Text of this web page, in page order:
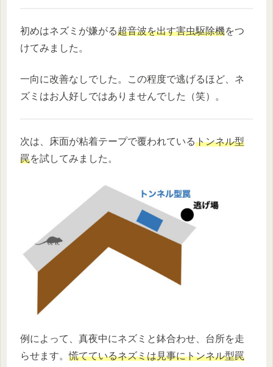
初めはネズミが嫌がる超音波を出す害虫駆除機をつ
けてみました。
一向に改善なしでした。この程度で逃げるほど、ネ
ズミはお人好しではありませんでした（笑）。
次は、床面が粘着テープで覆われているトンネル型
罠を試してみました。
例によって、真夜中にネズミと鉢合わせ、台所を走
らせます。慌てているネズミは見事にトンネル型罠